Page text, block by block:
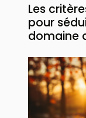
Les
pour
domaine